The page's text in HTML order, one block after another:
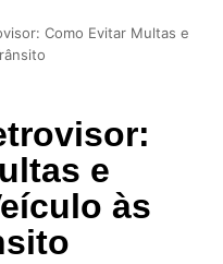
Como Evitar Multas e
e
às